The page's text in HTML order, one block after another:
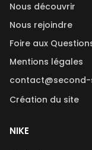
Nous découvrir
Nous rejoindre
Foire aux
Mentions légales
Création du site
NIKE